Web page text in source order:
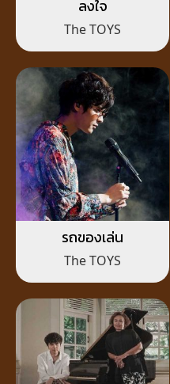
ลงใจ
The TOYS
รถของเล่น
The TOYS